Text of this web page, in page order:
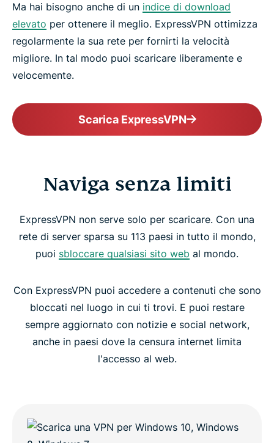
Ma hai bisogno anche di un indice di download
elevato per ottenere il meglio. ExpressVPN ottimizza
regolarmente la sua rete per fornirti la velocità
migliore. In tal modo puoi scaricare liberamente e
velocemente.
Scarica ExpressVPN
Naviga senza limiti
ExpressVPN non serve solo per scaricare. Con una
rete di server sparsa su 113 paesi in tutto il mondo,
puoi sbloccare qualsiasi sito web al mondo.
Con ExpressVPN puoi accedere a contenuti che sono
bloccati nel luogo in cui ti trovi. E puoi restare
sempre aggiornato con notizie e social network,
anche in paesi dove la censura internet limita
l'accesso al web.